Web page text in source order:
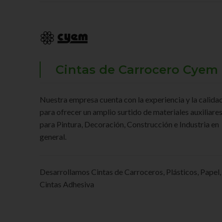
Cintas de Carrocero Cyem
Nuestra empresa cuenta con la experiencia y la
para ofrecer un amplio surtido de materiales auxiliares
para Pintura, Decoración, Construcción e Industria en
general.
Desarrollamos Cintas de Carroceros, Plásticos, Papel,
Cintas Adhesiva